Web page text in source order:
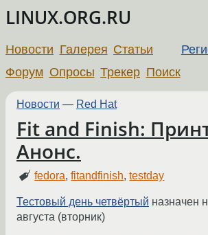
LINUX.ORG.RU
Новости Галерея Статьи
Форум Опросы Трекер Поиск
Новости — Red Hat
Fit and Finish:
Анонс.
fedora,fitandfinish,testday
Тестовый день четвёртый назначен
августа (вторник)